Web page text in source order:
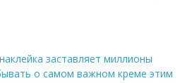
заставляет миллионы
о самом важном креме этим